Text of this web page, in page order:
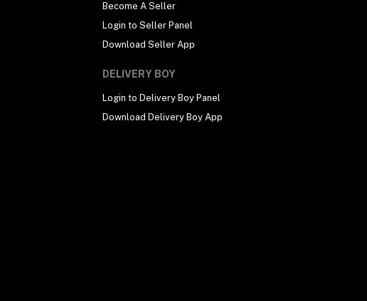
Become A Seller
Login to Seller Panel
Download Seller App
DELIVERY BOY
Login to Delivery Boy Panel
Download Delivery Boy App